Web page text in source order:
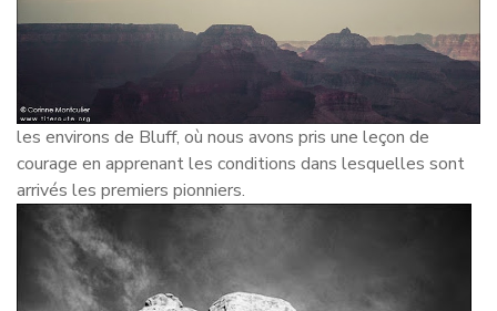
les environs de Bluff, où nous avons pris une leçon de
courage en apprenant les conditions dans lesquelles sont
arrivés les premiers pionniers.